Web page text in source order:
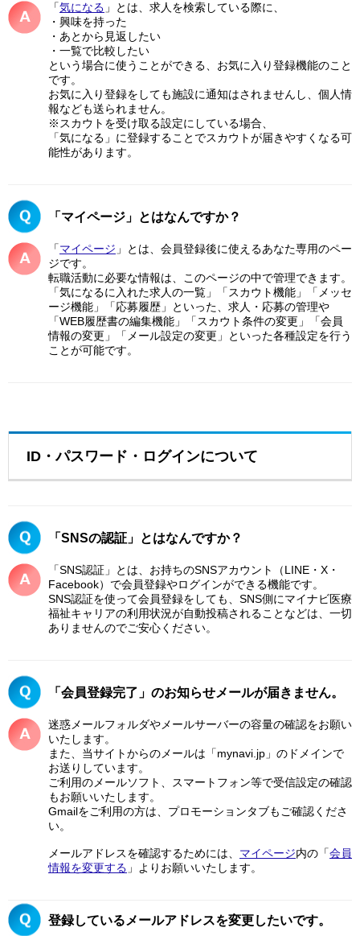
「気になる 」とは、求人を検索している際に、
・興味を持った
・あとから見返したい
・一覧で比較したい
という場合に使うことができる、お気に入り登録機能のこと
です。
お気に入り登録をしても施設に通知はされませんし、個人情
報なども送られません。
※スカウトを受け取る設定にしている場合、
「気になる」に登録することでスカウトが届きやすくなる可
能性があります。
「マイページ」とはなんですか？
「マイページ 」とは、会員登録後に使えるあなた専用のペー
ジです。
転職活動に必要な情報は、このページの中で管理できます。
「気になるに入れた求人の一覧」「スカウト機能」「メッセ
ージ機能」「応募履歴」といった、求人・応募の管理や
「WEB履歴書の編集機能」「スカウト条件の変更」「会員
情報の変更」「メール設定の変更」といった各種設定を行う
ことが可能です。
ID・パスワード・ログインについて
「SNSの認証」とはなんですか？
「SNS認証」とは、お持ちのSNSアカウント（LINE・X・
Facebook）で会員登録やログインができる機能です。
SNS認証を使って会員登録をしても、SNS側にマイナビ医療
福祉キャリアの利用状況が自動投稿されることなどは、一切
ありませんのでご安心ください。
「会員登録完了」のお知らせメールが届きません。
迷惑メールフォルダやメールサーバーの容量の確認をお願い
いたします。
また、当サイトからのメールは「mynavi.jp」のドメインで
お送りしています。
ご利用のメールソフト、スマートフォン等で受信設定の確認
もお願いいたします。
Gmailをご利用の方は、プロモーションタブもご確認くださ
い。
メールアドレスを確認するためには、 マイページ内の「会員
情報を変更する 」よりお願いいたします。
登録しているメールアドレスを変更したいです。